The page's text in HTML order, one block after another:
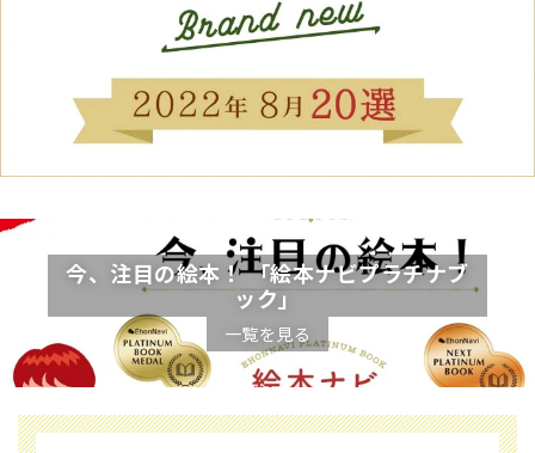
今、注目の絵本！ 「絵本ナビプラチナブ
ック」
一覧を見る